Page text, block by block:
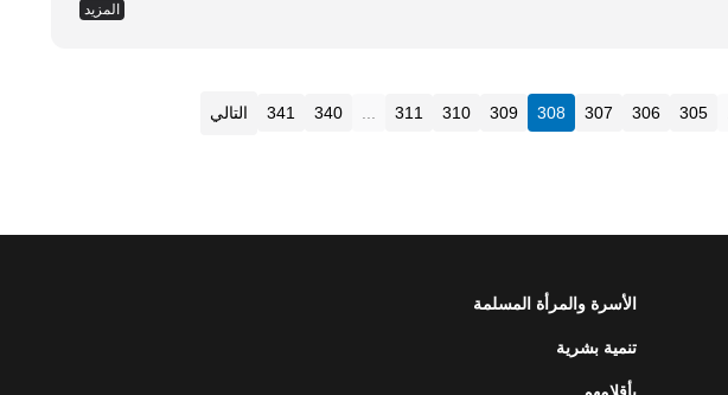
المزيد
305
306
307
308
309
310
311
340
341 التالي
الأسرة والمرأة المسلمة
تنمية بشرية